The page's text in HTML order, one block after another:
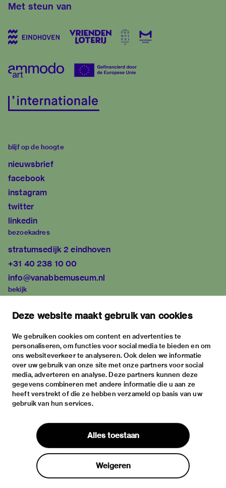
Deze website maakt gebruik van cookies
We gebruiken cookies om content en advertenties te
personaliseren, om functies voor social media te bieden en om
ons websiteverkeer te analyseren. Ook delen we informatie
over uw gebruik van onze site met onze partners voor social
media, adverteren en analyse. Deze partners kunnen deze
gegevens combineren met andere informatie die u aan ze
heeft verstrekt of die ze hebben verzameld op basis van uw
gebruik van hun services.
Alles toestaan
Weigeren
Met steun van
blijf op de hoogte
nieuwsbrief
facebook
instagram
twitter
linkedin
bezoekadres
stratumsedijk 2 eindhoven
+31 40 238 10 00
info@vanabbemuseum.nl
bekijk
activiteiten
praktische informatie
over
het museum
de collectie
fondsen & partners
huisregels
privacy & cookies
disclaimer & colofon
digitoegankelijkheid